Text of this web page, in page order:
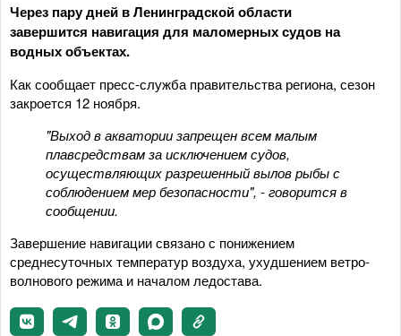
Через пару дней в Ленинградской области
завершится навигация для маломерных судов на
водных объектах.
Как сообщает пресс-служба правительства региона, сезон
закроется 12 ноября.
"Выход в акватории запрещен всем малым
плавсредствам за исключением судов,
осуществляющих разрешенный вылов рыбы с
соблюдением мер безопасности", - говорится в
сообщении.
Завершение навигации связано с понижением
среднесуточных температур воздуха, ухудшением ветро-
волнового режима и началом ледостава.